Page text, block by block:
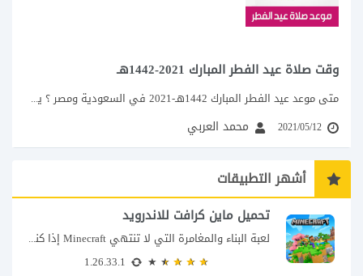
وقت صلاة عيد الفطر المبارك 2021-1442هـ
متى موعد عيد الفطر المبارك 1442هـ-2021 في السعودية ومصر ؟ يسارع شهر رمضان الكريم خطاه...
2021/05/12 محمد العربي
أشهر التطبيقات
تحميل ماين كرافت للاندرويد
لعبة البناء والمغامرة التي لا تنتهي Minecraft إذا كنت تبحث عن لعبة تمنحك حرية...